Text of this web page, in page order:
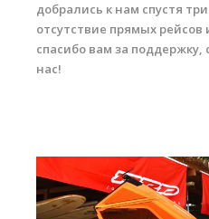
добрались к нам спустя
отсутствие прямых рейсов
спасибо вам за
нас!